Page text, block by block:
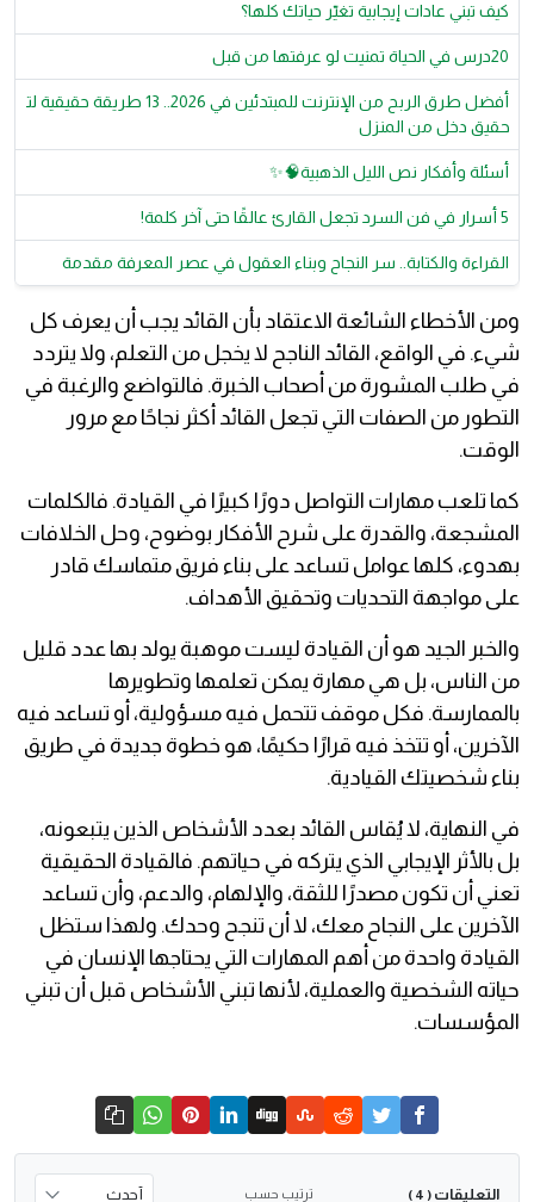
كيف تبني عادات إيجابية تغيّر حياتك كلها؟
20درس في الحياة تمنيت لو عرفتها من قبل
أفضل طرق الربح من الإنترنت للمبتدئين في 2026.. 13 طريقة حقيقية لت
حقيق دخل من المنزل
أسئلة وأفكار نص الليل الذهبية🧠✨
5 أسرار في فن السرد تجعل القارئ عالقًا حتى آخر كلمة!
القراءة والكتابة.. سر النجاح وبناء العقول في عصر المعرفة مقدمة
ومن الأخطاء الشائعة الاعتقاد بأن القائد يجب أن يعرف كل
شيء. في الواقع، القائد الناجح لا يخجل من التعلم، ولا يتردد
في طلب المشورة من أصحاب الخبرة. فالتواضع والرغبة في
التطور من الصفات التي تجعل القائد أكثر نجاحًا مع مرور
الوقت.
كما تلعب مهارات التواصل دورًا كبيرًا في القيادة. فالكلمات
المشجعة، والقدرة على شرح الأفكار بوضوح، وحل الخلافات
بهدوء، كلها عوامل تساعد على بناء فريق متماسك قادر
على مواجهة التحديات وتحقيق الأهداف.
والخبر الجيد هو أن القيادة ليست موهبة يولد بها عدد قليل
من الناس، بل هي مهارة يمكن تعلمها وتطويرها
بالممارسة. فكل موقف تتحمل فيه مسؤولية، أو تساعد فيه
الآخرين، أو تتخذ فيه قرارًا حكيمًا، هو خطوة جديدة في طريق
بناء شخصيتك القيادية.
في النهاية، لا يُقاس القائد بعدد الأشخاص الذين يتبعونه،
بل بالأثر الإيجابي الذي يتركه في حياتهم. فالقيادة الحقيقية
تعني أن تكون مصدرًا للثقة، والإلهام، والدعم، وأن تساعد
الآخرين على النجاح معك، لا أن تنجح وحدك. ولهذا ستظل
القيادة واحدة من أهم المهارات التي يحتاجها الإنسان في
حياته الشخصية والعملية، لأنها تبني الأشخاص قبل أن تبني
المؤسسات.
التعليقات ( 4 ) ترتيب حسب